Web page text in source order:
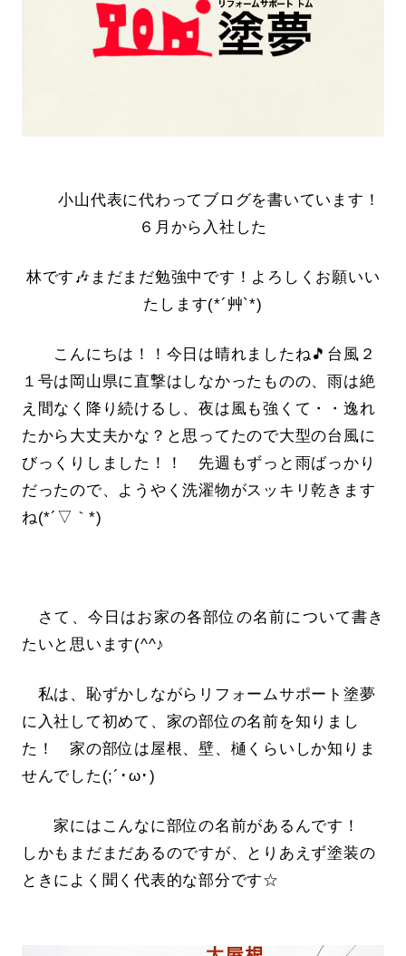
小山代表に代わってブログを書いています！
６月から入社した
林です🎶まだまだ勉強中です！よろしくお願いい
たします(*´艸`*)
こんにちは！！今日は晴れましたね🎵台風２
１号は岡山県に直撃はしなかったものの、雨は絶
え間なく降り続けるし、夜は風も強くて・・逸れ
たから大丈夫かな？と思ってたので大型の台風に
びっくりしました！！ 先週もずっと雨ばっかり
だったので、ようやく洗濯物がスッキリ乾きます
ね(*´▽｀*)
さて、今日はお家の各部位の名前について書き
たいと思います(^^♪
私は、恥ずかしながらリフォームサポート塗夢
に入社して初めて、家の部位の名前を知りまし
た！ 家の部位は屋根、壁、樋くらいしか知りま
せんでした(;´･ω･)
家にはこんなに部位の名前があるんです！
しかもまだまだあるのですが、とりあえず塗装の
ときによく聞く代表的な部分です☆